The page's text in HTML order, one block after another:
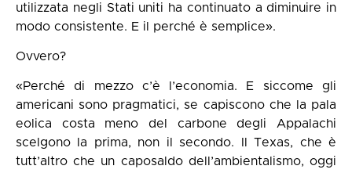
utilizzata negli Stati uniti ha continuato a diminuire in
modo consistente. E il perché è semplice».
Ovvero?
«Perché di mezzo c’è l’economia. E siccome gli
americani sono pragmatici, se capiscono che la pala
eolica costa meno del carbone degli Appalachi
scelgono la prima, non il secondo. Il Texas, che è
tutt’altro che un caposaldo dell’ambientalismo, oggi